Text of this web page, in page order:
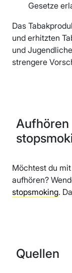
Gesetze
Das
und erhitzten
und
strengere
Aufhören
Möchtest du
aufhören?
stopsmoking.
Quellen